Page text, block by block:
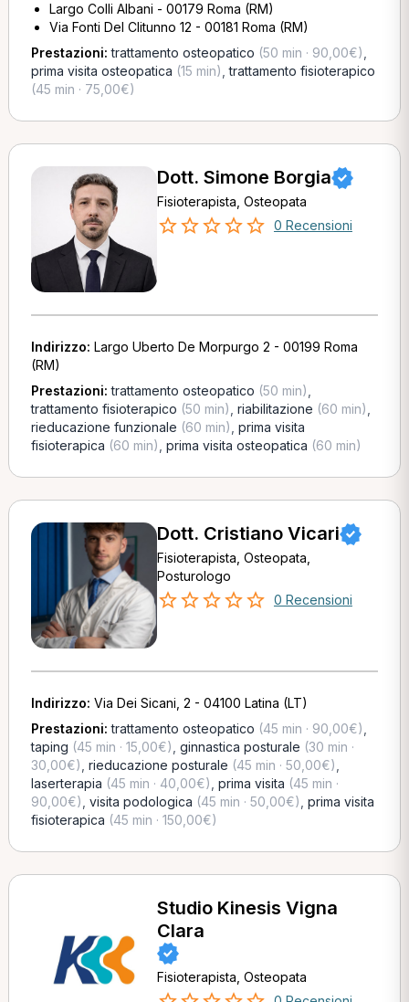
Largo Colli Albani - 00179 Roma (RM)
Via Fonti Del Clitunno 12 - 00181 Roma (RM)
Prestazioni:trattamento osteopatico (50 min · 90,00€)
prima visita osteopatica (15 min) ,trattamento fisioterapico
(45 min · 75,00€)
Dott. Simone Borgia
Fisioterapista, Osteopata
0 Recensioni
Indirizzo: Largo Uberto De Morpurgo 2 - 00199 Roma
(RM)
Prestazioni:trattamento osteopatico (50 min)
trattamento fisioterapico (50 min) riabilitazione (60 min)
rieducazione funzionale (60 min) prima visita
fisioterapica (60 min) prima visita osteopatica (60 min)
Dott. Cristiano Vicari
Fisioterapista, Osteopata,
Posturologo
0 Recensioni
Indirizzo: Via Dei Sicani, 2 - 04100 Latina (LT)
Prestazioni:trattamento osteopatico (45 min · 90,00€)
taping (45 min · 15,00€) ginnastica posturale (30 min ·
30,00€) rieducazione posturale (45 min · 50,00€)
laserterapia (45 min · 40,00€) prima visita (45 min ·
90,00€) visita podologica (45 min · 50,00€) prima visita
fisioterapica (45 min · 150,00€)
Studio Kinesis Vigna
Clara
Fisioterapista, Osteopata